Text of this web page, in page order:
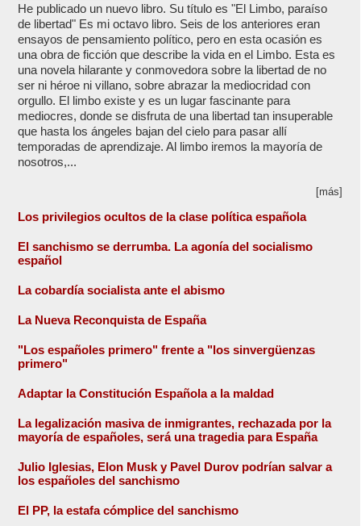
He publicado un nuevo libro. Su título es "El Limbo, paraíso
de libertad" Es mi octavo libro. Seis de los anteriores eran
ensayos de pensamiento político, pero en esta ocasión es
una obra de ficción que describe la vida en el Limbo. Esta es
una novela hilarante y conmovedora sobre la libertad de no
ser ni héroe ni villano, sobre abrazar la mediocridad con
orgullo. El limbo existe y es un lugar fascinante para
mediocres, donde se disfruta de una libertad tan insuperable
que hasta los ángeles bajan del cielo para pasar allí
temporadas de aprendizaje. Al limbo iremos la mayoría de
nosotros,...
[más]
Los privilegios ocultos de la clase política española
El sanchismo se derrumba. La agonía del socialismo
español
La cobardía socialista ante el abismo
La Nueva Reconquista de España
"Los españoles primero" frente a "los sinvergüenzas
primero"
Adaptar la Constitución Española a la maldad
La legalización masiva de inmigrantes, rechazada por la
mayoría de españoles, será una tragedia para España
Julio Iglesias, Elon Musk y Pavel Durov podrían salvar a
los españoles del sanchismo
El PP, la estafa cómplice del sanchismo